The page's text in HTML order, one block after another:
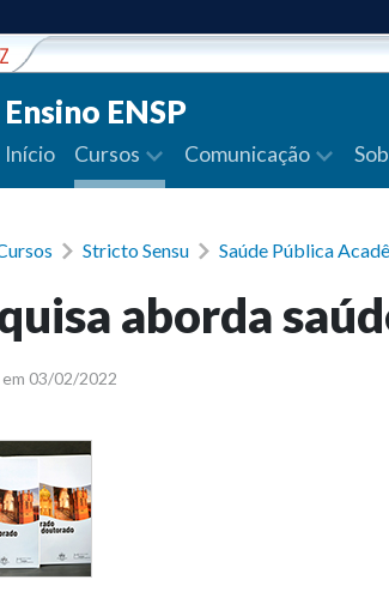
Ensino ENSP
Início Cursos Comunicação
Stricto Sensu Saúde Pública
aborda
03/02/2022